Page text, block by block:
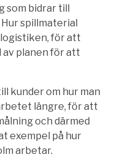
som bidrar till
spillmaterial
för att
av planen för att
kunder om hur man
längre, för att
och därmed
exempel på hur
arbetar.